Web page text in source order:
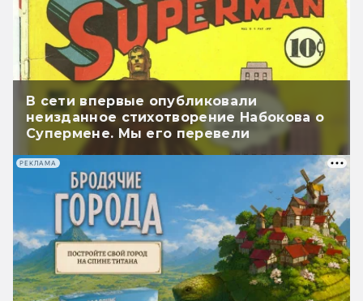
В сети впервые опубликовали
неизданное стихотворение Набокова о
Супермене. Мы его перевели
РЕКЛАМА